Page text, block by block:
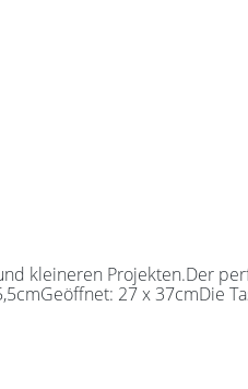
kleineren Projekten.Der
27 x 37cmDie